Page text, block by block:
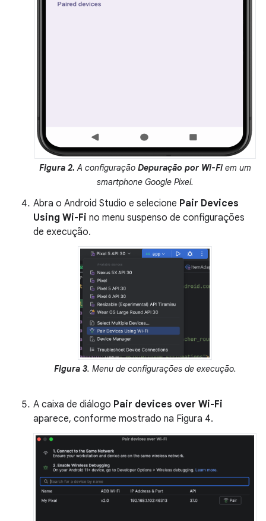
Figura 2. A configuração Depuração por Wi-Fiem um
smartphone Google Pixel.
Abra o Android Studio e selecione Pair Devices
Using Wi-Fi no menu suspenso de configurações
de execução.
Figura 3. Menu de configurações de execução.
A caixa de diálogo Pair devices over Wi-Fi
aparece, conforme mostrado na Figura 4.